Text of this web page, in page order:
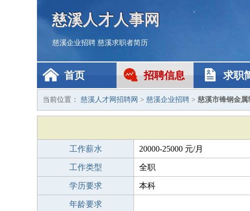
慈溪人才人事网
慈溪企业招聘 慈溪求职者简历
首页 招聘信息 求职
当前位置： 慈溪人才网招聘网 > 慈溪企业招聘 > 慈溪市锋钢金
工作薪水 20000-25000 元/月
工作类型 全职
学历要求 本科
年龄要求